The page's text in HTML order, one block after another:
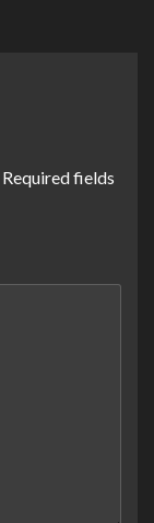
Required fields